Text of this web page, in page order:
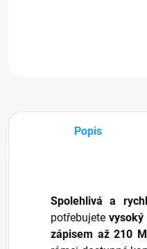
Popis
Spolehlivá a
potřebujete
zápisem až 210